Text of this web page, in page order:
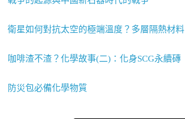
衛星如何對抗太空的極端溫度？多層隔熱材料
咖啡渣不渣？化學故事(二)：化身SCG永續磚
防災包必備化學物質